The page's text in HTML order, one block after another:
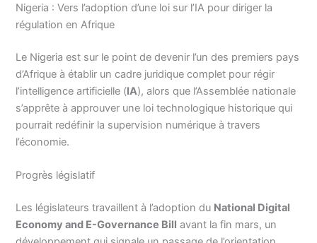
Nigeria : Vers l’adoption d’une loi sur l’IA pour diriger la
régulation en Afrique
Le Nigeria est sur le point de devenir l’un des premiers pays
d’Afrique à établir un cadre juridique complet pour régir
l’intelligence artificielle (IA), alors que l’Assemblée nationale
s’apprête à approuver une loi technologique historique qui
pourrait redéfinir la supervision numérique à travers
l’économie.
Progrès législatif
Les législateurs travaillent à l’adoption du National Digital
Economy and E-Governance Bill avant la fin mars, un